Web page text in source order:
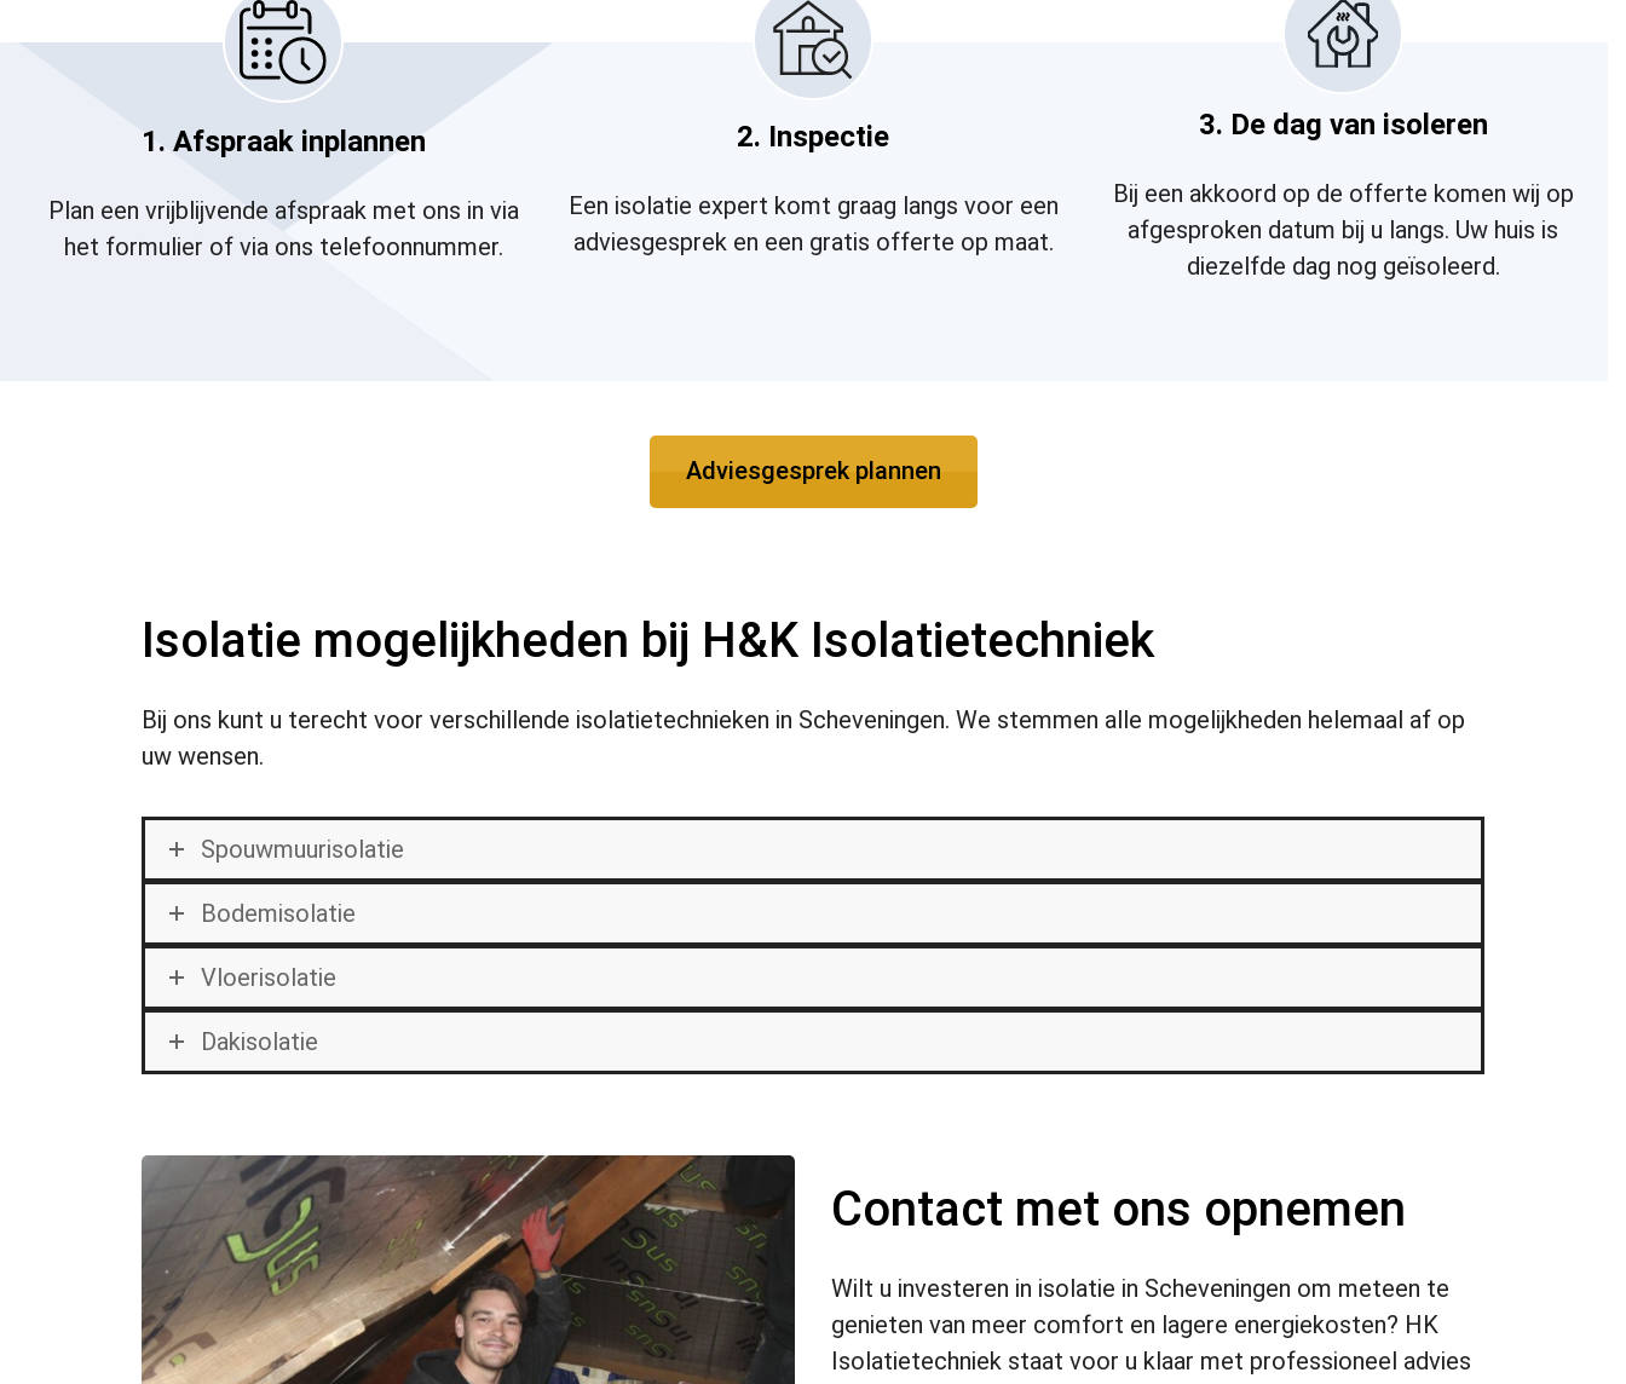
1. Afspraak inplannen
Plan een vrijblijvende afspraak met ons in via
het formulier of via ons telefoonnummer.
2. Inspectie
Een isolatie expert komt graag langs voor een
adviesgesprek en een gratis offerte op maat.
3. De dag van isoleren
Bij een akkoord op de offerte komen wij op
afgesproken datum bij u langs. Uw huis is
diezelfde dag nog geïsoleerd.
Adviesgesprek plannen
Isolatie mogelijkheden bij H&K Isolatietechniek
Bij ons kunt u terecht voor verschillende isolatietechnieken in Scheveningen. We stemmen alle mogelijkheden helemaal af op
uw wensen.
Spouwmuurisolatie
Bodemisolatie
Vloerisolatie
Dakisolatie
⁣Contact met ons opnemen⁣
Wilt u investeren in isolatie in Scheveningen om meteen te
genieten van meer comfort en lagere energiekosten? HK
Isolatietechniek staat voor u klaar met professioneel advies